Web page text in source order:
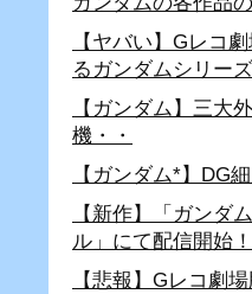
【ヤバい】Gレコ
るガンダムシリー
【ガンダム】三大
機・・
【ガンダム*】DG
【新作】「ガンダ
ル」にて配信開始
【悲報】Gレコ劇